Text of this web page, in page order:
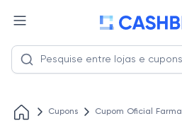
Cupons Cupom Oficial Farma